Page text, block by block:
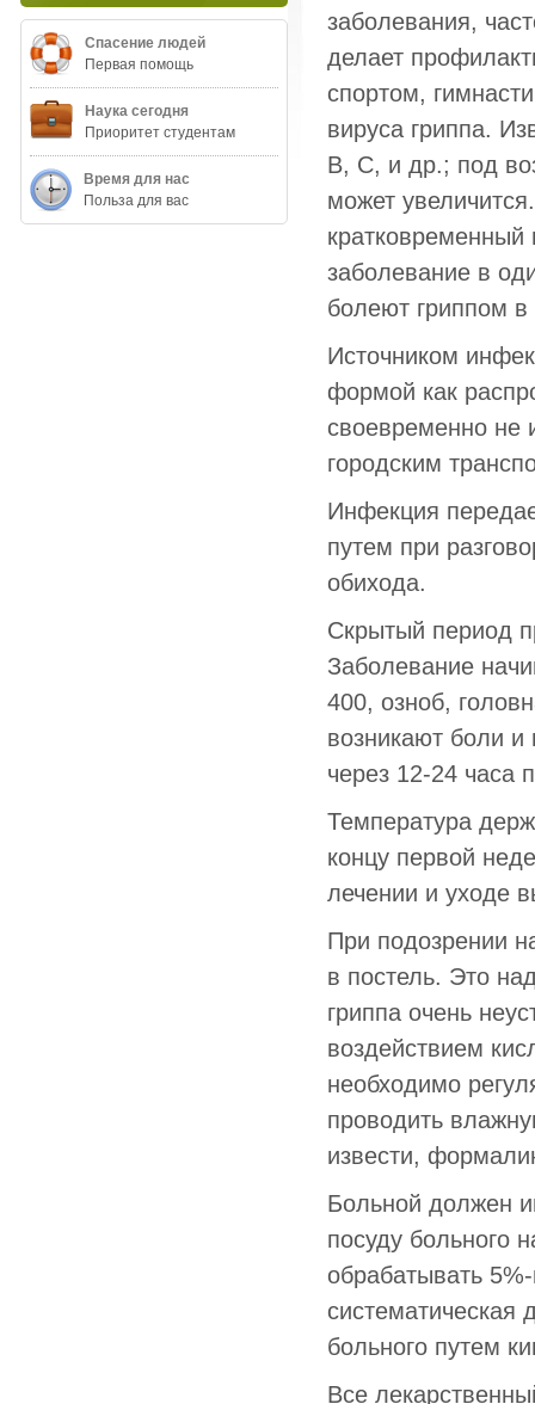
заболевания,
делает
спортом,
вируса гриппа.
В, С, и др.; под
может
заболевание в
болеют гриппом
Источником
формой как
своевременно не
городским
Инфекция
путем при
обихода.
Скрытый период
Заболевание
400, озноб,
возникают боли и
через 12-24 часа
Температура
концу первой
лечении и уходе
При подозрении
в постель. Это
гриппа очень
воздействием
необходимо
проводить
извести,
Больной должен
посуду больного
обрабатывать
систематическая
больного путем
Все
Спасение людей
Первая помощь
Наука сегодня
Приоритет студентам
Время для нас
Польза для вас